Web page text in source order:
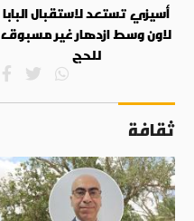
أسيزي تستعد لاستقبال البابا
لاون وسط ازدهار غير مسبوق
للحج
ثقافة